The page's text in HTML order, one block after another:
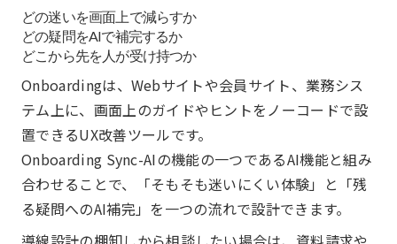
どの迷いを画面上で減らすか
どの疑問をAIで補完するか
どこから先を人が受け持つか
Onboardingは、Webサイトや会員サイト、業務シス
テム上に、画面上のガイドやヒントをノーコードで設
置できるUX改善ツールです。
Onboarding Sync-AIの機能の一つであるAI機能と組み
合わせることで、「そもそも迷いにくい体験」と「残
る疑問へのAI補完」を一つの流れで設計できます。